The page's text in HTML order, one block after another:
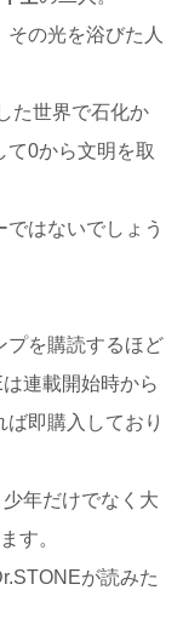
の光を浴びた人
た世界で石化か
て0から文明を取
はないでしょう
プを購読するほど
連載開始時から
即購入しており
年だけでなく大
す。
が読みた